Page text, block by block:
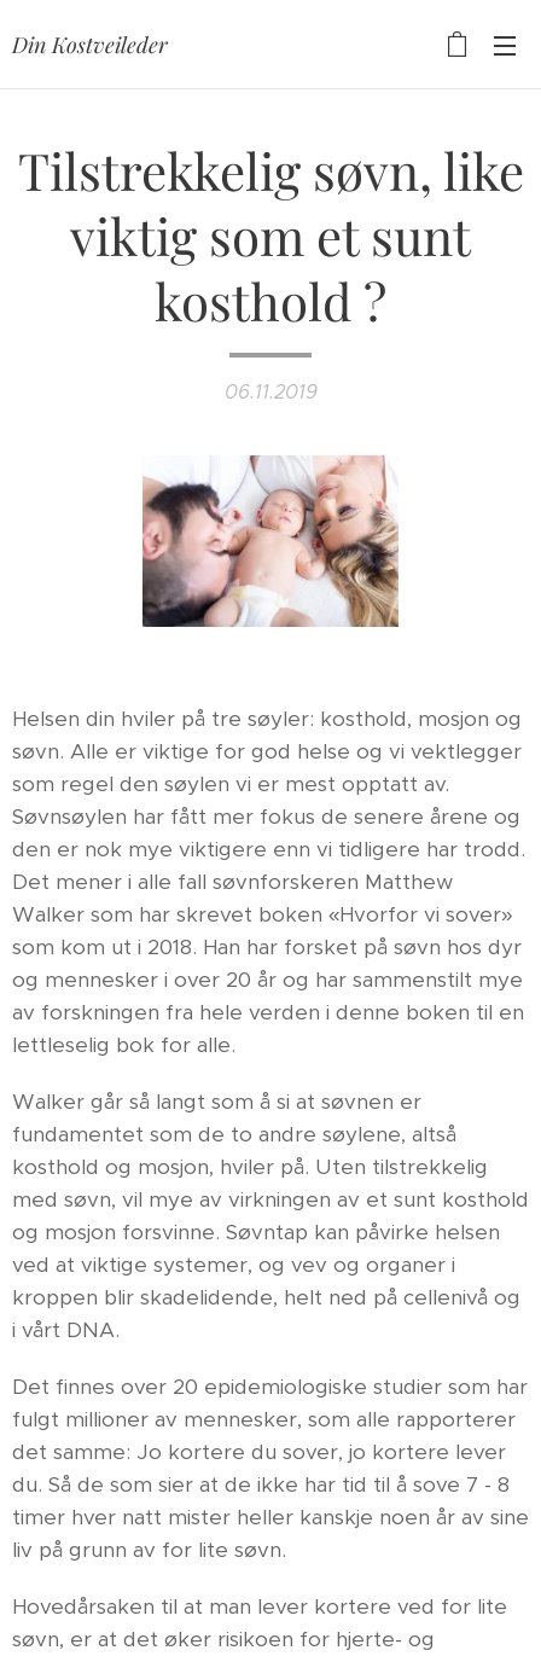
Din Kostveileder
Tilstrekkelig søvn, like
viktig som et sunt
kosthold ?
06.11.2019
Helsen din hviler på tre søyler: kosthold, mosjon og
søvn. Alle er viktige for god helse og vi vektlegger
som regel den søylen vi er mest opptatt av.
Søvnsøylen har fått mer fokus de senere årene og
den er nok mye viktigere enn vi tidligere har trodd.
Det mener i alle fall søvnforskeren Matthew
Walker som har skrevet boken «Hvorfor vi sover»
som kom ut i 2018. Han har forsket på søvn hos dyr
og mennesker i over 20 år og har sammenstilt mye
av forskningen fra hele verden i denne boken til en
lettleselig bok for alle.
Walker går så langt som å si at søvnen er
fundamentet som de to andre søylene, altså
kosthold og mosjon, hviler på. Uten tilstrekkelig
med søvn, vil mye av virkningen av et sunt kosthold
og mosjon forsvinne. Søvntap kan påvirke helsen
ved at viktige systemer, og vev og organer i
kroppen blir skadelidende, helt ned på cellenivå og
i vårt DNA.
Det finnes over 20 epidemiologiske studier som har
fulgt millioner av mennesker, som alle rapporterer
det samme: Jo kortere du sover, jo kortere lever
du. Så de som sier at de ikke har tid til å sove 7 - 8
timer hver natt mister heller kanskje noen år av sine
liv på grunn av for lite søvn.
Hovedårsaken til at man lever kortere ved for lite
søvn, er at det øker risikoen for hjerte- og